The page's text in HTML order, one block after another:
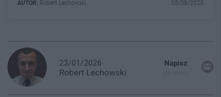
AUTOR: Robert Lechowski 05/08/2025
23/01/2026
Robert Lechowski
Napisz